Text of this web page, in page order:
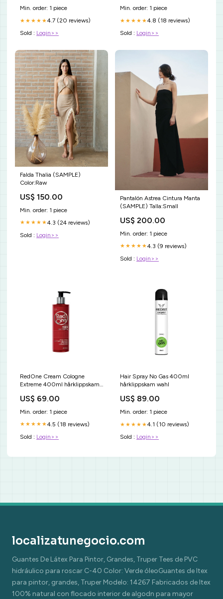
Min. order: 1 piece
★★★★★4.7 (20 reviews)
Sold : Login>>
Min. order: 1 piece
★★★★★4.8 (18 reviews)
Sold : Login>>
Falda Thalia (SAMPLE)
Color:Raw
US$ 150.00
Min. order: 1 piece
★★★★★4.3 (24 reviews)
Sold : Login>>
Pantalón Astrea Cintura Manta
(SAMPLE) Talla:Small
US$ 200.00
Min. order: 1 piece
★★★★★4.3 (9 reviews)
Sold : Login>>
RedOne Cream Cologne
Extreme 400ml hårklippskam
US$ 69.00
Min. order: 1 piece
★★★★★4.5 (18 reviews)
Sold : Login>>
Hair Spray No Gas 400ml
hårklippskam wahl
US$ 89.00
Min. order: 1 piece
★★★★★4.1 (10 reviews)
Sold : Login>>
localizatunegocio.com
Guantes De Látex Para Pintor, Grandes, Truper Tees de PVC
hidráulico para roscar C-40 Color: Verde óleoGuantes de ltex
para pintor, grandes, Truper Modelo: 14267 Fabricados de ltex
100% natural con flocado interior de algodn para mayor